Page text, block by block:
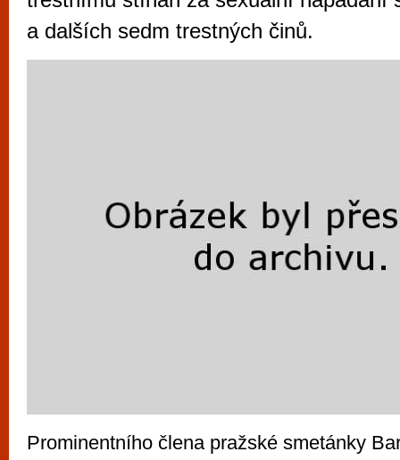
a dalších sedm trestných činů.
Prominentního člena pražské smetánky